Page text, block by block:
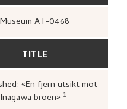
Museum AT-0468
TITLE
Inagawa broen» 1